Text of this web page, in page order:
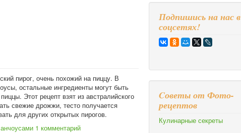
пирог, очень похожий на пиццу. В
остальные ингредиенты могут быть
Этот рецепт взят из австралийского
свежие дрожжи, тесто получается
для других открытых пирогов.
1 комментарий
Подпишись на нас в
соцсетях!
Cоветы от Фото-
рецептов
Кулинарные секреты